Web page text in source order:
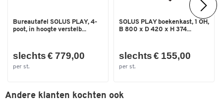
Bureautafel SOLUS PLAY, 4-
poot, in hoogte verstelb...
slechts € 779,00
per st.
SOLUS PLAY boekenkast, 1 OH,
B 800 x D 420 x H 374...
slechts € 155,00
per st.
Andere klanten kochten ook